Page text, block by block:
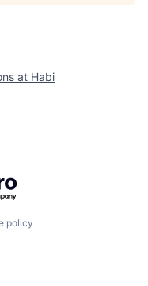
at Habi
policy